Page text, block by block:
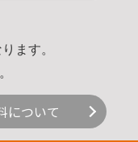
ます。
について